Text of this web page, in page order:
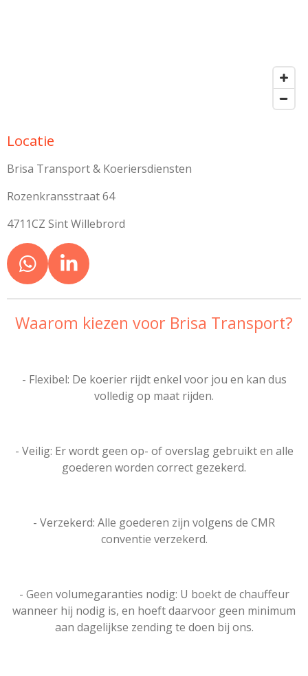
Locatie
Brisa Transport & Koeriersdiensten
Rozenkransstraat 64
4711CZ Sint Willebrord
W
h
t
p
L
i
k
I
Waarom kiezen voor Brisa Transport?
- Flexibel: De koerier rijdt enkel voor jou en kan dus
volledig op maat rijden.
- Veilig: Er wordt geen op- of overslag gebruikt en alle
goederen worden correct gezekerd.
- Verzekerd: Alle goederen zijn volgens de CMR
conventie verzekerd.
- Geen volumegaranties nodig: U boekt de chauffeur
wanneer hij nodig is, en hoeft daarvoor geen minimum
aan dagelijkse zending te doen bij ons.